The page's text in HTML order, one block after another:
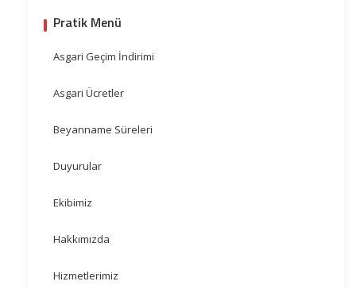
Pratik Menü
Asgari Geçim İndirimi
Asgari Ücretler
Beyanname Süreleri
Duyurular
Ekibimiz
Hakkımızda
Hizmetlerimiz